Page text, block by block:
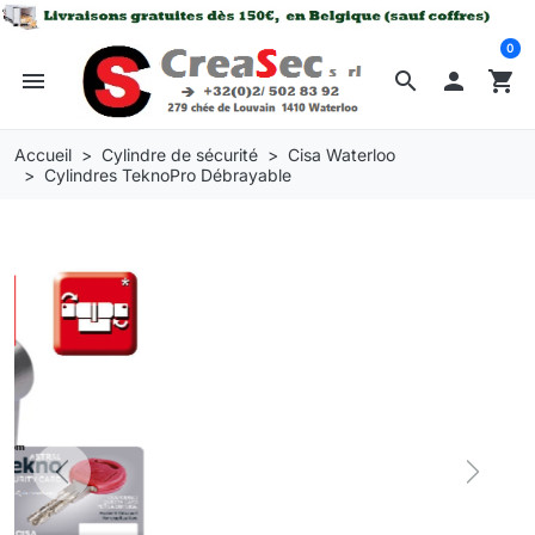
search
menu  shopping_cart
0
Accueil Cylindre de sécurité
Cisa Waterloo
Cylindres TeknoPro Débrayable
Previous Next